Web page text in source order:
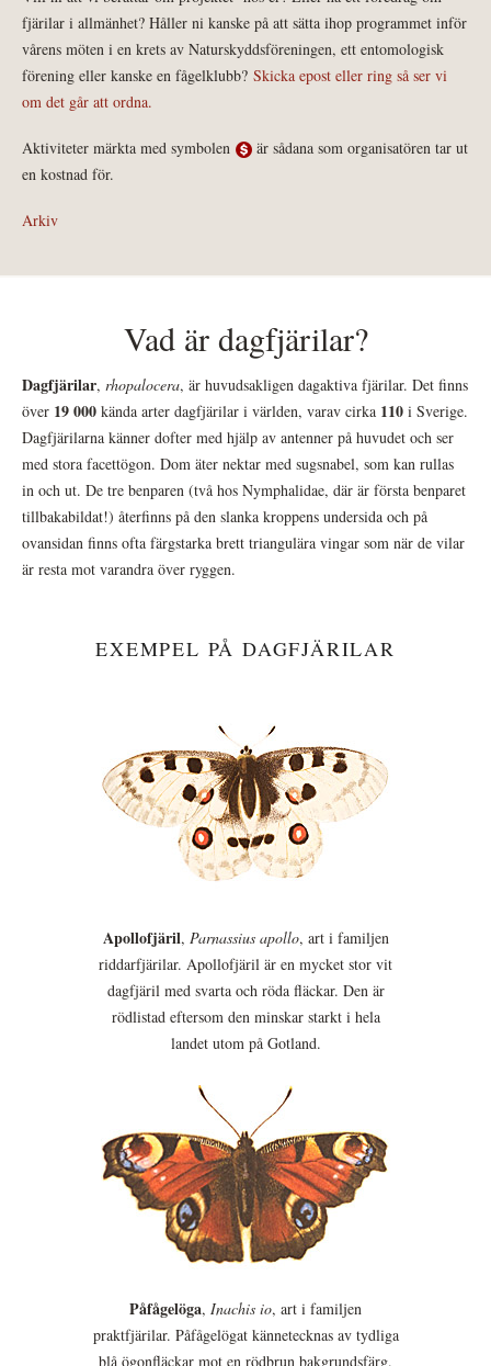
fjärilar i allmänhet? Håller ni kanske på att sätta ihop programmet inför
vårens möten i en krets av Naturskyddsföreningen, ett entomologisk
förening eller kanske en fågelklubb? Skicka epost eller ring så ser vi
om det går att ordna.
Aktiviteter märkta med symbolen
är sådana som organisatören tar ut
en kostnad för.
Arkiv
Vad är dagfjärilar?
Dagfjärilar, rhopalocera, är huvudsakligen dagaktiva fjärilar. Det finns
över 19 000 kända arter dagfjärilar i världen, varav cirka 110 i Sverige.
Dagfjärilarna känner dofter med hjälp av antenner på huvudet och ser
med stora facettögon. Dom äter nektar med sugsnabel, som kan rullas
in och ut. De tre benparen (två hos Nymphalidae, där är första benparet
tillbakabildat!) återfinns på den slanka kroppens undersida och på
ovansidan finns ofta färgstarka brett triangulära vingar som när de vilar
är resta mot varandra över ryggen.
EXEMPEL PÅ DAGFJÄRILAR
Apollofjäril, Parnassius apollo, art i familjen
riddarfjärilar. Apollofjäril är en mycket stor vit
dagfjäril med svarta och röda fläckar. Den är
rödlistad eftersom den minskar starkt i hela
landet utom på Gotland.
Påfågelöga, Inachis io, art i familjen
praktfjärilar. Påfågelögat kännetecknas av tydliga
blå ögonfläckar mot en rödbrun bakgrundsfärg.